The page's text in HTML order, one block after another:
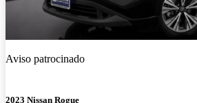
Aviso patrocinado
2023 Nissan Rogue